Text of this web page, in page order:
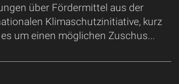
über Fördermittel aus der
Klimaschutzinitiative, kurz
um einen möglichen Zuschus...